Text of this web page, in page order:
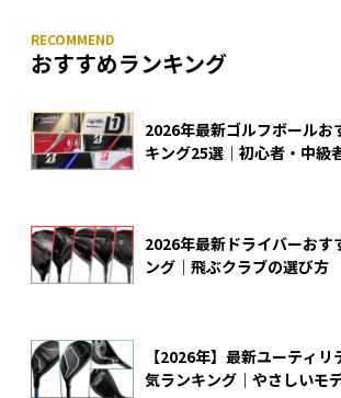
おすすめランキング
2026年最新ゴルフボールお
キング25選｜初心者・中級
2026年最新ドライバーおす
ング｜飛ぶクラブの選び方
【2026年】最新ユーティ
気ランキング｜やさしいモ